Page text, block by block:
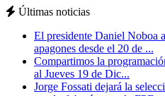
Últimas noticias
El presidente Daniel Noboa
apagones desde el 20 de ...
Compartimos la
al Jueves 19 de Dic...
Jorge Fossati dejará la